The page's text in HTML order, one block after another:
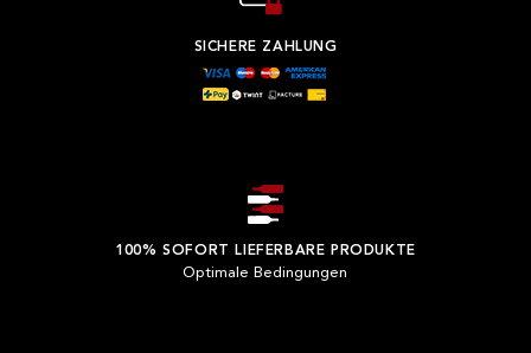
SICHERE ZAHLUNG
100% SOFORT LIEFERBARE PRODUKTE
Optimale Bedingungen